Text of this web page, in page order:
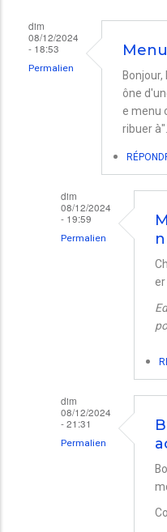
dim
08/12/2024
- 18:53
Permalien
ône
e menu
ribuer
dim
08/12/2024
- 19:59
Permalien
par
Jean-
Michel
er
dim
08/12/2024
- 21:31
Permalien